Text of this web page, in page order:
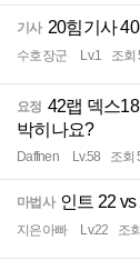
기사 20힘기사
수호장군 Lv.1 조회
요정 42랩 덱스
박히나요?
Daffnen Lv.58 조회
마법사 인트 22
지은아빠 Lv.22 조